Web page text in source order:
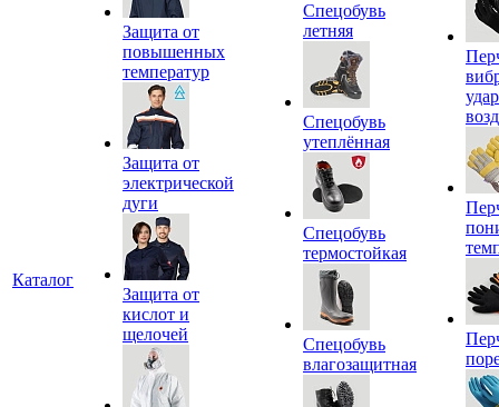
Каталог
Защита от
повышенных
температур
Защита от
электрической
дуги
Защита от
кислот и
щелочей
Спецобувь
летняя
Спецобувь
утеплённая
Спецобувь
термостойкая
Спецобувь
влагозащитная